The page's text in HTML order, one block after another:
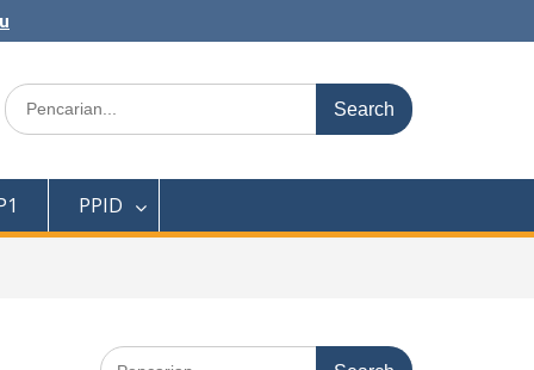
Search
for:
PPID
Search